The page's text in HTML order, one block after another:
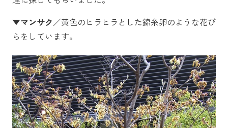
▼マンサク／黄色のヒラヒラとした錦糸卵のような花び
らをしています。